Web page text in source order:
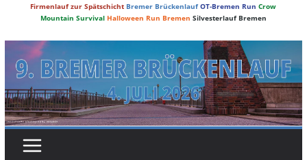
Firmenlauf zur Spätschicht Bremer Brückenlauf OT-Bremen Run Crow
Mountain Survival Halloween Run Bremen Silvesterlauf Bremen